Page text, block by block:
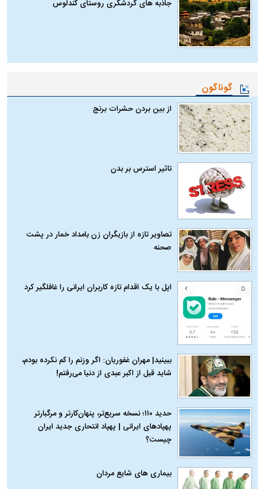
جاذبه های گردشگری روستای کندلوس
گوناگون
از بین بردن حشرات برنج
تاثیر استرس بر بدن
تصاویر تازه از بازیگران زن بامداد خمار در پشت
صحنه
اپل با یک اقدام تازه کاربران ایرانی را غافلگیر کرد
ببینید| مهران غفوریان: اگر وزنم را کم نکرده بودم،
شاید قبل از اکبر عبدی از دنیا می‌رفتم!
حدید ۱۱۰؛ نسخه سریع‌تر، پنهان‌کارتر و مرگبارتر
پهپادهای ایرانی | پهپاد انتحاری جدید ایران
چیست؟
بیماری‌ های شایع مردان